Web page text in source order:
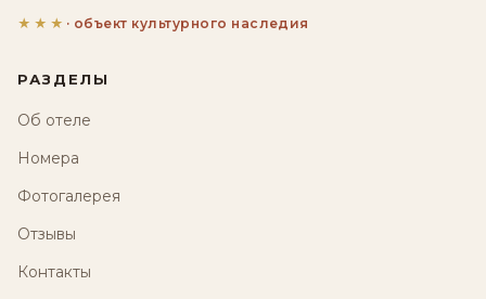
★★★ · объект культурного наследия
РАЗДЕЛЫ
Об отеле
Номера
Фотогалерея
Отзывы
Контакты